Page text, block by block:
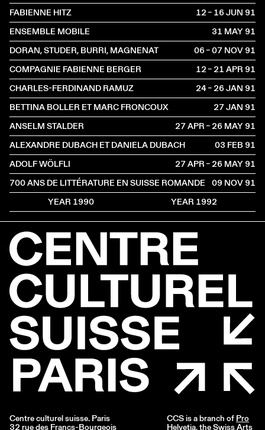
FABIENNE HITZ
12 – 16 JUN1991
ENSEMBLE MOBILE
31 MAY1991
DORAN, STUDER, BURRI, MAGNENAT
06 – 07 NOV1991
COMPAGNIE FABIENNE BERGER
12 – 21 APR1991
CHARLES-FERDINAND RAMUZ
24 – 26 JAN1991
BETTINA BOLLER ET MARC FRONCOUX
27 JAN1991
ANSELM STALDER
27 APR – 26 MAY1991
ALEXANDRE DUBACH ET DANIELA DUBACH
03 FEB1991
ADOLF WÖLFLI
27 APR – 26 MAY1991
700 ANS DE LITTÉRATURE EN SUISSE ROMANDE
09 NOV1991
YEAR 1990
YEAR 1992
Centre culturel suisse. Paris
32 rue des Francs-Bourgeois
CCS is a branch of Pro
Helvetia, the Swiss Arts